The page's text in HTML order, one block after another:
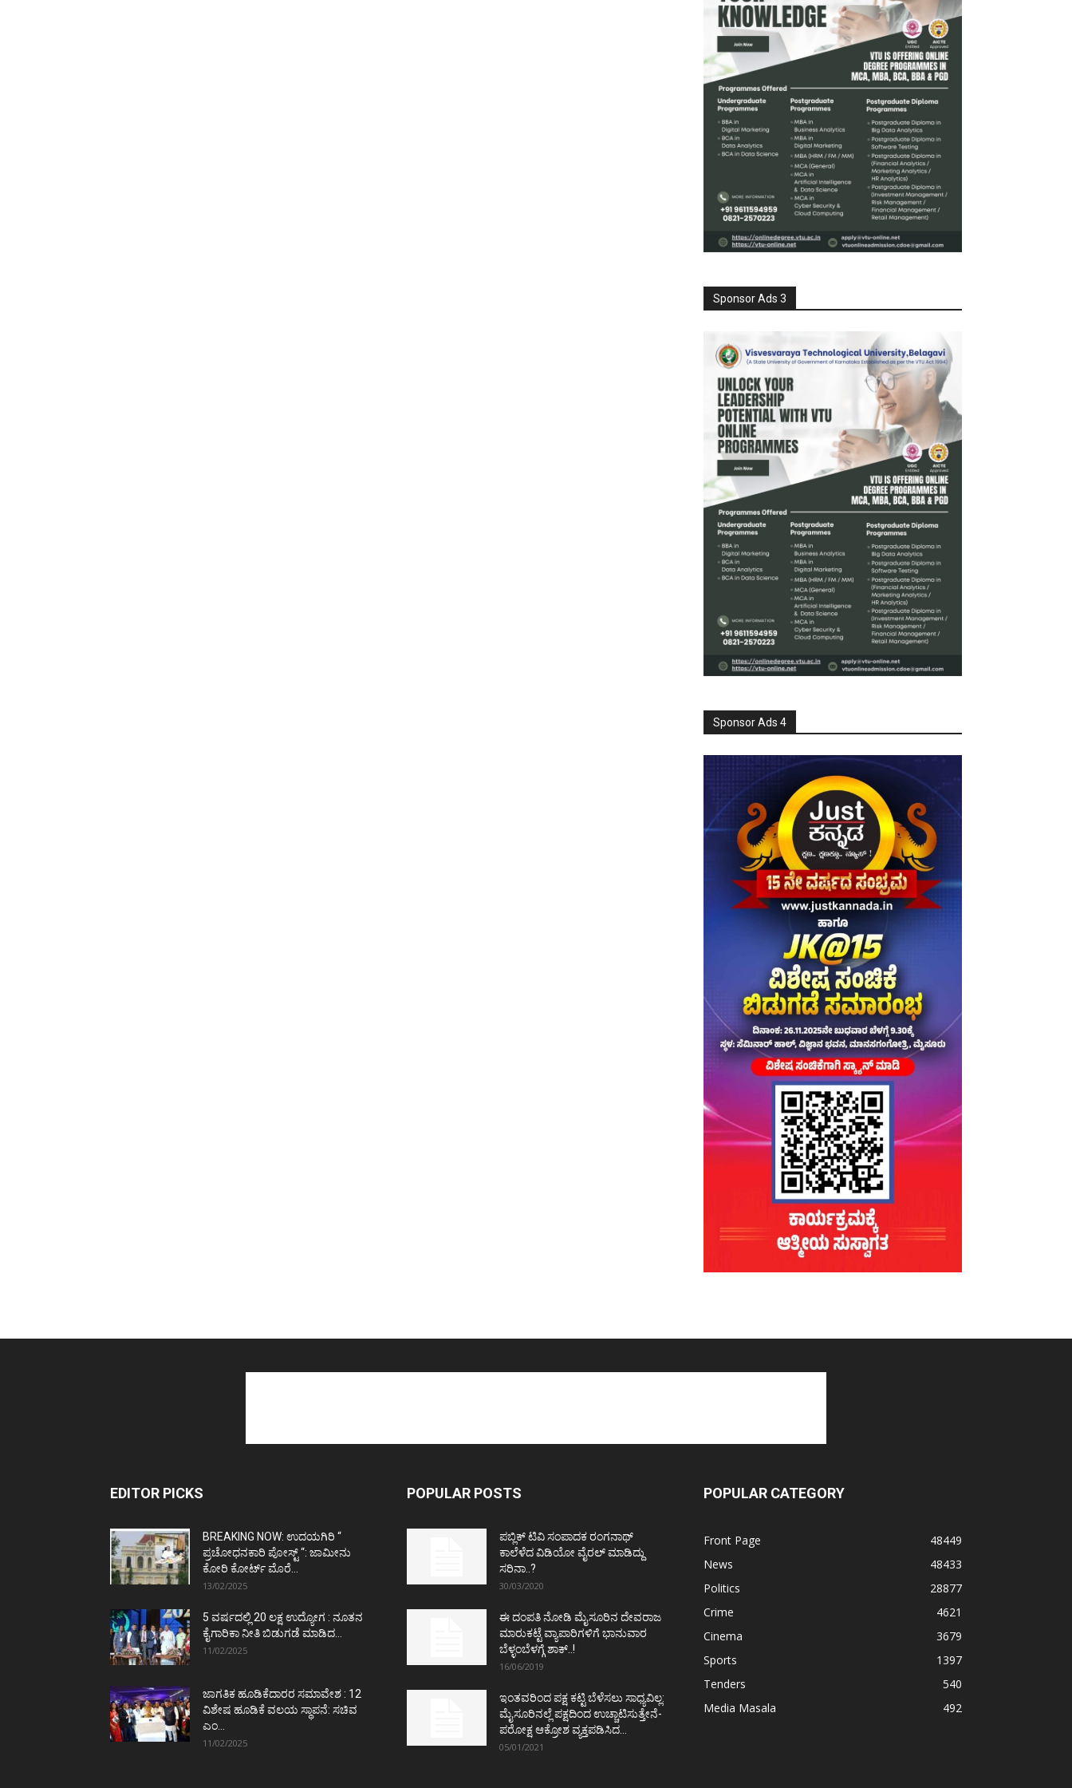
Sponsor Ads 3
Sponsor Ads 4
EDITOR PICKS
BREAKING NOW: ಉದಯಗಿರಿ “
ಪ್ರಚೋಧನಕಾರಿ ಪೋಸ್ಟ್‌ “: ಜಾಮೀನು
ಕೋರಿ ಕೋರ್ಟ್‌ ಮೊರೆ...
13/02/2025
5 ವರ್ಷದಲ್ಲಿ 20 ಲಕ್ಷ ಉದ್ಯೋಗ : ನೂತನ
ಕೈಗಾರಿಕಾ ನೀತಿ ಬಿಡುಗಡೆ ಮಾಡಿದ...
11/02/2025
ಜಾಗತಿಕ ಹೂಡಿಕೆದಾರರ ಸಮಾವೇಶ : 12
ವಿಶೇಷ ಹೂಡಿಕೆ ವಲಯ ಸ್ಥಾಪನೆ: ಸಚಿವ
ಎಂ...
11/02/2025
POPULAR POSTS
ಪಬ್ಲಿಕ್ ಟಿವಿ ಸಂಪಾದಕ ರಂಗನಾಥ್
ಕಾಲೆಳೆದ ವಿಡಿಯೋ ವೈರಲ್ ಮಾಡಿದ್ದು
ಸರಿನಾ..?
30/03/2020
ಈ ದಂಪತಿ ನೋಡಿ ಮೈಸೂರಿನ ದೇವರಾಜ
ಮಾರುಕಟ್ಟೆ ವ್ಯಾಪಾರಿಗಳಿಗೆ ಭಾನುವಾರ
ಬೆಳ್ಳಂಬೆಳಗ್ಗೆ ಶಾಕ್..!
16/06/2019
ಇಂತವರಿಂದ ಪಕ್ಷ ಕಟ್ಟಿ ಬೆಳೆಸಲು ಸಾಧ್ಯವಿಲ್ಲ:
ಮೈಸೂರಿನಲ್ಲೆ ಪಕ್ಷದಿಂದ ಉಚ್ಚಾಟಿಸುತ್ತೇನೆ-
ಪರೋಕ್ಷ ಆಕ್ರೋಶ ವ್ಯಕ್ತಪಡಿಸಿದ...
05/01/2021
POPULAR CATEGORY
Front Page
48449
News
48433
Politics
28877
Crime
4621
Cinema
3679
Sports
1397
Tenders
540
Media Masala
492